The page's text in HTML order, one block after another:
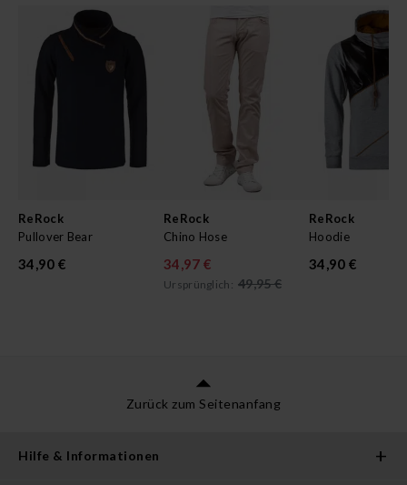
ReRock
Pullover Bear
34,90 €
ReRock
Chino Hose
34,97 €
Ursprünglich: 49,95 €
ReRock
Hoodie
34,90 €
Zurück zum Seitenanfang
Hilfe & Informationen